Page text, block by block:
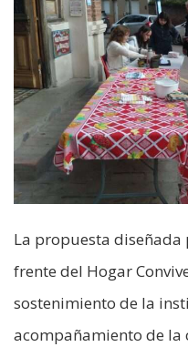
La propuesta
frente del Hogar
sostenimiento de la
acompañamiento de la